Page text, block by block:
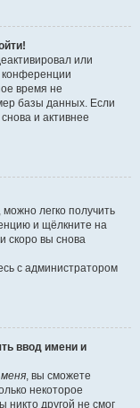
или
конференции
время не
базы данных. Если
и активнее
легко получить
и щёлкните на
скоро вы снова
с администратором
ввод имени и
, вы сможете
некоторое
никто другой не смог